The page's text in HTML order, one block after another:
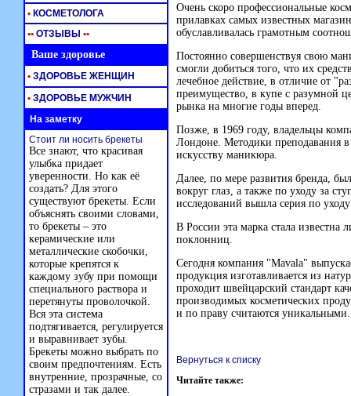
Очень скоро профессиональные
прилавках самых известных
обуславливалась грамотным
Постоянно совершенствуя свою
смогли добиться того, что их
лечебное действие, в отличие от
преимущество, в купе с разумной
рынка на многие годы вперед.
Позже, в 1969 году, владельцы
Лондоне. Методики преподавания
искусству маникюра.
Далее, по мере развития бренда,
вокруг глаз, а также по уходу за
исследований вышла серия по
В России эта марка стала известна
поклонниц.
Сегодня компания "Mavala"
продукция изготавливается из
проходит швейцарский стандарт
производимых косметических
и по праву считаются уникальными.
Вернуться к списку
Читайте также:
• КОСМЕТОЛОГА
•• ОТЗЫВЫ ••
Ваше здоровье
• ЗДОРОВЬЕ ЖЕНЩИН
• ЗДОРОВЬЕ МУЖЧИН
На заметку
Стоит ли носить брекеты
Все знают, что красивая
улыбка придает
уверенности. Но как её
создать? Для этого
существуют брекеты. Если
объяснять своими словами,
то брекеты – это
керамические или
металлические скобочки,
которые крепятся к
каждому зубу при помощи
специального раствора и
перетянуты проволочкой.
Вся эта система
подтягивается, регулируется
и выравнивает зубы.
Брекеты можно выбрать по
своим предпочтениям. Есть
внутренние, прозрачные, со
стразами и так далее.